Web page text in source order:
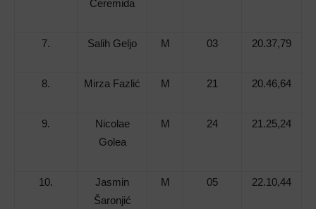
Ćeremida
7. Salih Geljo M 03 20.37,79
8. Mirza Fazlić M 21 20.46,64
9.
Nicolae
Golea
M 24 21.25,24
10.
Jasmin
Šaronjić
M 05 22.10,44